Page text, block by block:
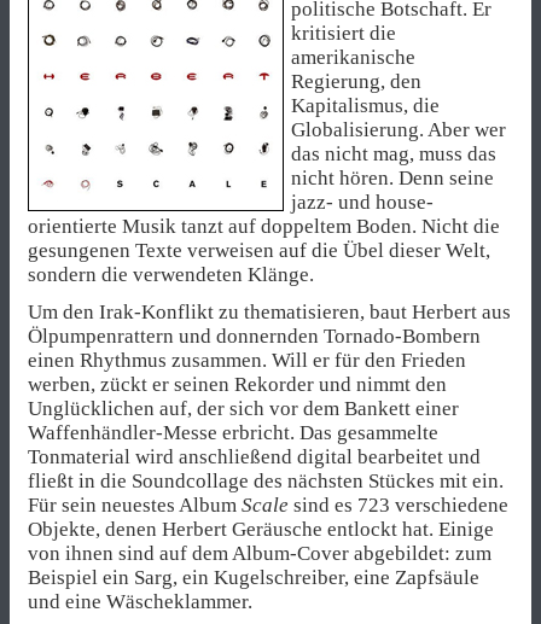
politische Botschaft. Er
kritisiert die
amerikanische
Regierung, den
Kapitalismus, die
Globalisierung. Aber wer
das nicht mag, muss das
nicht hören. Denn seine
jazz- und house-
orientierte Musik tanzt auf doppeltem Boden. Nicht die
gesungenen Texte verweisen auf die Übel dieser Welt,
sondern die verwendeten Klänge.
Um den Irak-Konflikt zu thematisieren, baut Herbert aus
Ölpumpenrattern und donnernden Tornado-Bombern
einen Rhythmus zusammen. Will er für den Frieden
werben, zückt er seinen Rekorder und nimmt den
Unglücklichen auf, der sich vor dem Bankett einer
Waffenhändler-Messe erbricht. Das gesammelte
Tonmaterial wird anschließend digital bearbeitet und
fließt in die Soundcollage des nächsten Stückes mit ein.
Für sein neuestes Album Scale sind es 723 verschiedene
Objekte, denen Herbert Geräusche entlockt hat. Einige
von ihnen sind auf dem Album-Cover abgebildet: zum
Beispiel ein Sarg, ein Kugelschreiber, eine Zapfsäule
und eine Wäscheklammer.